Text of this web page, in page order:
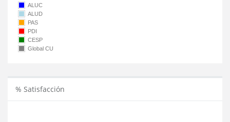
ALUC
ALUD
PAS
PDI
CESP
Global CU
% Satisfacción